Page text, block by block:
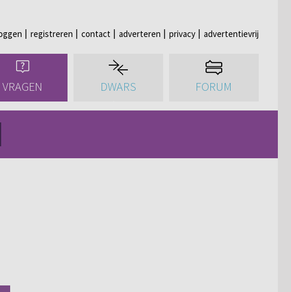
registreren contact adverteren privacy advertentievrij
VRAGEN DWARS FORUM